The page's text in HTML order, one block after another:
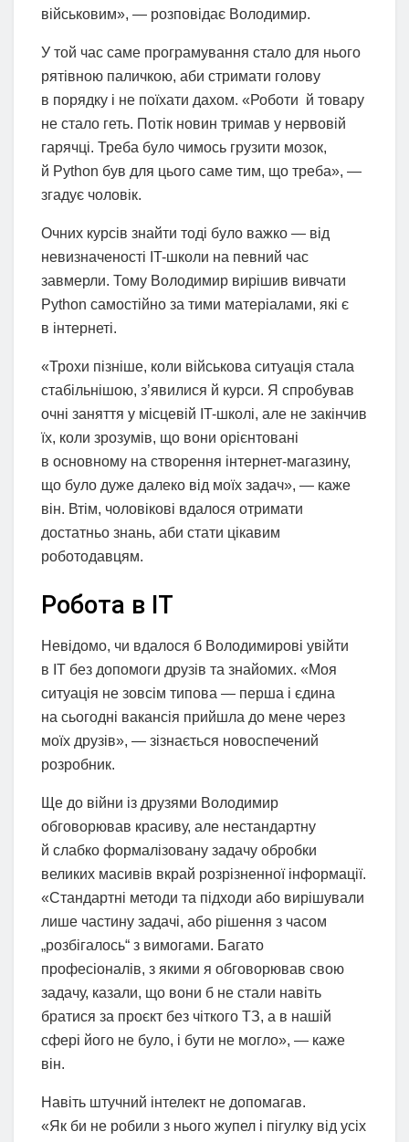
військовим», — розповідає Володимир.
У той час саме програмування стало для нього
рятівною паличкою, аби стримати голову
в порядку і не поїхати дахом. «Роботи й товару
не стало геть. Потік новин тримав у нервовій
гарячці. Треба було чимось грузити мозок,
й Python був для цього саме тим, що треба», —
згадує чоловік.
Очних курсів знайти тоді було важко — від
невизначеності IT-школи на певний час
завмерли. Тому Володимир вирішив вивчати
Python самостійно за тими матеріалами, які є
в інтернеті.
«Трохи пізніше, коли військова ситуація стала
стабільнішою, з’явилися й курси. Я спробував
очні заняття у місцевій IT-школі, але не закінчив
їх, коли зрозумів, що вони орієнтовані
в основному на створення інтернет-магазину,
що було дуже далеко від моїх задач», — каже
він. Втім, чоловікові вдалося отримати
достатньо знань, аби стати цікавим
роботодавцям.
Робота в IT
Невідомо, чи вдалося б Володимирові увійти
в IT без допомоги друзів та знайомих. «Моя
ситуація не зовсім типова — перша і єдина
на сьогодні вакансія прийшла до мене через
моїх друзів», — зізнається новоспечений
розробник.
Ще до війни із друзями Володимир
обговорював красиву, але нестандартну
й слабко формалізовану задачу обробки
великих масивів вкрай розрізненної інформації.
«Стандартні методи та підходи або вирішували
лише частину задачі, або рішення з часом
„розбігалось“ з вимогами. Багато
професіоналів, з якими я обговорював свою
задачу, казали, що вони б не стали навіть
братися за проєкт без чіткого ТЗ, а в нашій
сфері його не було, і бути не могло», — каже
він.
Навіть штучний інтелект не допомагав.
«Як би не робили з нього жупел і пігулку від усіх